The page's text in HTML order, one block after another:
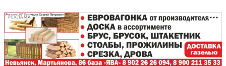
РЕКЛАМА